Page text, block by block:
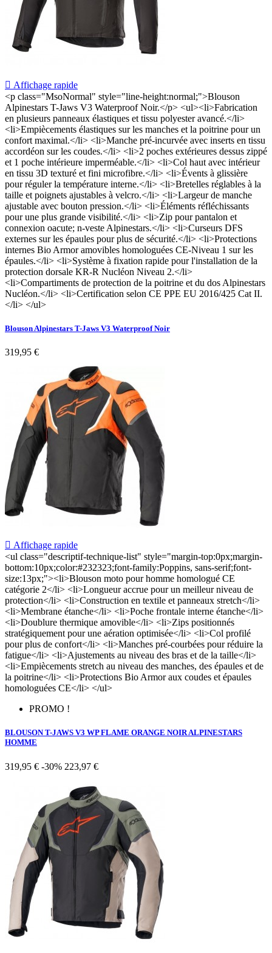
 Affichage rapide
<p class="MsoNormal" style="line-height:normal;">Blouson
Alpinestars T-Jaws V3 Waterproof Noir.</p> <ul><li>Fabrication
en plusieurs panneaux élastiques et tissu polyester avancé.</li>
<li>Empiècements élastiques sur les manches et la poitrine pour un
confort maximal.</li> <li>Manche pré-incurvée avec inserts en tissu
accordéon sur les coudes.</li> <li>2 poches extérieures dessus zippé
et 1 poche intérieure imperméable.</li> <li>Col haut avec intérieur
en tissu 3D texturé et fini microfibre.</li> <li>Évents à glissière
pour réguler la température interne.</li> <li>Bretelles réglables à la
taille et poignets ajustables à velcro.</li> <li>Largeur de manche
ajustable avec bouton pression.</li> <li>Éléments réfléchissants
pour une plus grande visibilité.</li> <li>Zip pour pantalon et
connexion oacute; n-veste Alpinestars.</li> <li>Curseurs DFS
externes sur les épaules pour plus de sécurité.</li> <li>Protections
internes Bio Armor amovibles homologuées CE-Niveau 1 sur les
épaules.</li> <li>Système à fixation rapide pour l'installation de la
protection dorsale KR-R Nucléon Niveau 2.</li>
<li>Compartiments de protection de la poitrine et du dos Alpinestars
Nucléon.</li> <li>Certification selon CE PPE EU 2016/425 Cat II.
</li> </ul>
Blouson Alpinestars T-Jaws V3 Waterproof Noir
319,95 €
 Affichage rapide
<ul class="descriptif-technique-list" style="margin-top:0px;margin-
bottom:10px;color:#232323;font-family:Poppins, sans-serif;font-
size:13px;"><li>Blouson moto pour homme homologué CE
catégorie 2</li> <li>Longueur accrue pour un meilleur niveau de
protection</li> <li>Construction en textile et panneaux stretch</li>
<li>Membrane étanche</li> <li>Poche frontale interne étanche</li>
<li>Doublure thermique amovible</li> <li>Zips positionnés
stratégiquement pour une aération optimisée</li> <li>Col profilé
pour plus de confort</li> <li>Manches pré-courbées pour réduire la
fatigue</li> <li>Ajustements au niveau des bras et de la taille</li>
<li>Empiècements stretch au niveau des manches, des épaules et de
la poitrine</li> <li>Protections Bio Armor aux coudes et épaules
homologuées CE</li> </ul>
PROMO !
BLOUSON T-JAWS V3 WP FLAME ORANGE NOIR ALPINESTARS
HOMME
319,95 € -30% 223,97 €